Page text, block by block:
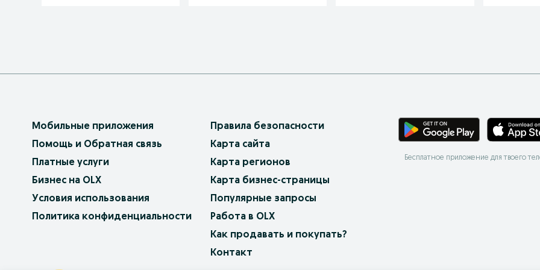
Мобильные приложения
Помощь и Обратная связь
Платные услуги
Бизнес на OLX
Условия использования
Политика конфиденциальности
Правила безопасности
Карта сайта
Карта регионов
Карта бизнес-страницы
Популярные запросы
Работа в OLX
Как продавать и покупать?
Контакт
Бесплатное приложение для твоего